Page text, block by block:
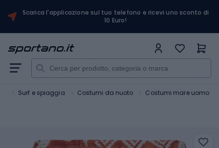
Scarica l'applicazione sul tuo telefono e ricevi uno sconto di
10 Euro!
Surf e spiaggia Costumi da nuoto Costumi mare uomo